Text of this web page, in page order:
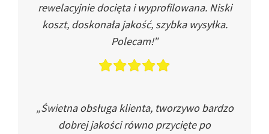
rewelacyjnie docięta i wyprofilowana. Niski
koszt, doskonała jakość, szybka wysyłka.
Polecam!”
„Świetna obsługa klienta, tworzywo bardzo
dobrej jakości równo przycięte po